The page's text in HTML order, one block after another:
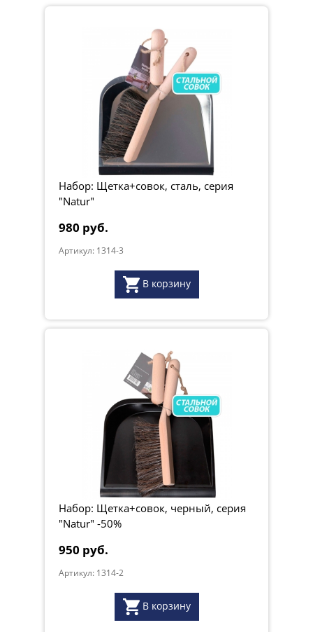
Набор: Щетка+совок, сталь, серия
"Natur"
980 руб.
Артикул: 1314-3
В корзину
Набор: Щетка+совок, черный, серия
"Natur" -50%
950 руб.
Артикул: 1314-2
В корзину